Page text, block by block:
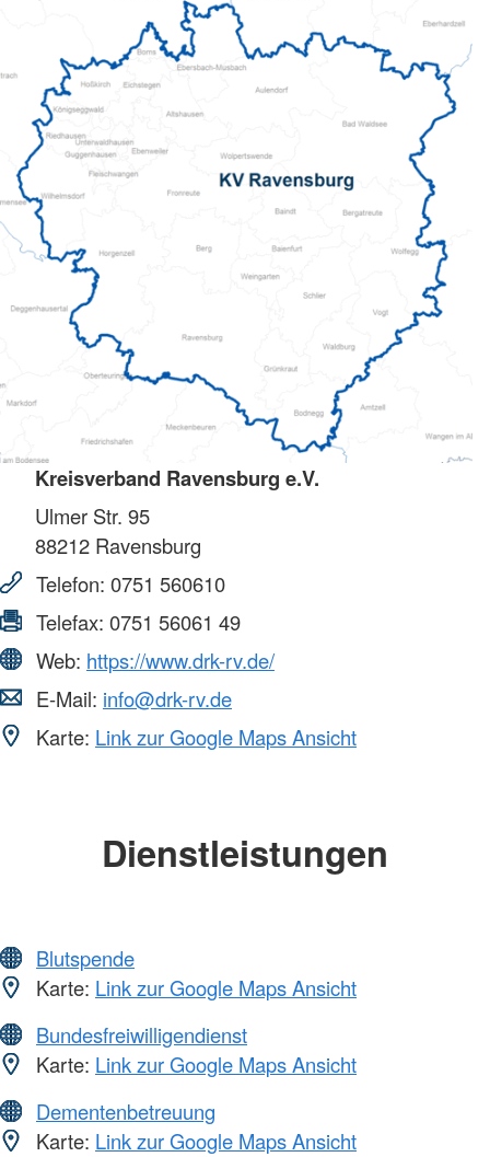
Kreisverband Ravensburg e.V.
Ulmer Str. 95
88212 Ravensburg
Telefon: 0751 560610
Telefax: 0751 56061 49
Web: https://www.drk-rv.de/
E-Mail: info@drk-rv.de
Karte: Link zur Google Maps Ansicht
Dienstleistungen
Blutspende
Karte: Link zur Google Maps Ansicht
Bundesfreiwilligendienst
Karte: Link zur Google Maps Ansicht
Dementenbetreuung
Karte: Link zur Google Maps Ansicht